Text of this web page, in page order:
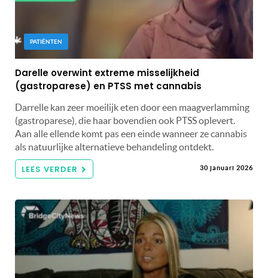
PATIËNTEN
Darelle overwint extreme misselijkheid
(gastroparese) en PTSS met cannabis
Darrelle kan zeer moeilijk eten door een maagverlamming
(gastroparese), die haar bovendien ook PTSS oplevert.
Aan alle ellende komt pas een einde wanneer ze cannabis
als natuurlijke alternatieve behandeling ontdekt.
LEES VERDER 30 januari 2026